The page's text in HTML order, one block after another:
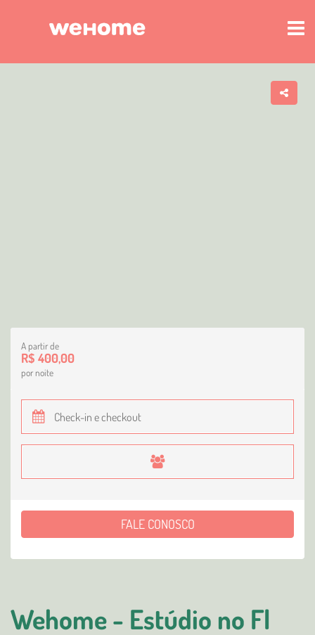
Wehome - Estúdio no Fl
A partir de
R$ 400,00
por noite
FALE CONOSCO